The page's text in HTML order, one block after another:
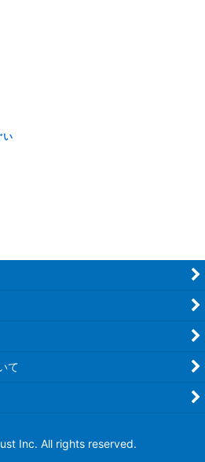
い
て
Inc. All rights reserved.